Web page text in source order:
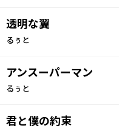
透明な翼
るぅと
アンスーパーマン
るぅと
君と僕の約束